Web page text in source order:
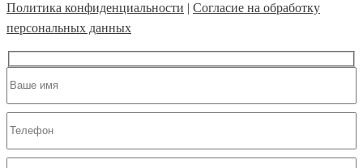
Политика конфиденциальности | Согласие на обработку
персональных данных